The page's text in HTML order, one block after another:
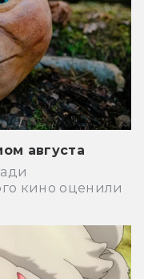
августа
кино оценили